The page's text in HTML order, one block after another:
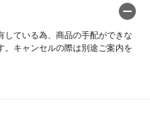
ている為、商品の手配ができな
。キャンセルの際は別途ご案内を